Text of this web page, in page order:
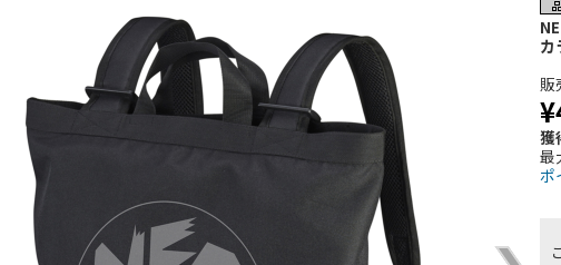
カ
販
獲
最
ポ